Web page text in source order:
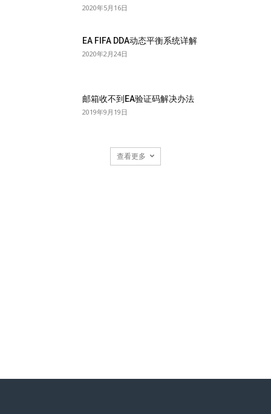
2020年5月16日
EA FIFA DDA动态平衡系统详解
2020年2月24日
邮箱收不到EA验证码解决办法
2019年9月19日
查看更多